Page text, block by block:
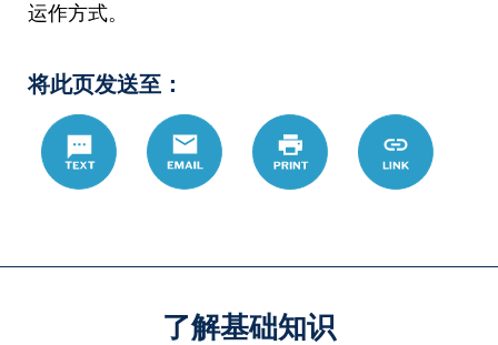
运作方式。
将此页发送至：
Text
Email Print
https://
hans/
Link
了解基础知识